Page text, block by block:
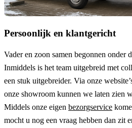
Persoonlijk en klantgericht
Vader en zoon samen begonnen onder
Inmiddels is het team uitgebreid met
een stuk uitgebreider. Via onze
onze showroom kunnen we laten zien
Middels onze eigen bezorgservice
mocht u nog een vraag hebben dan zit